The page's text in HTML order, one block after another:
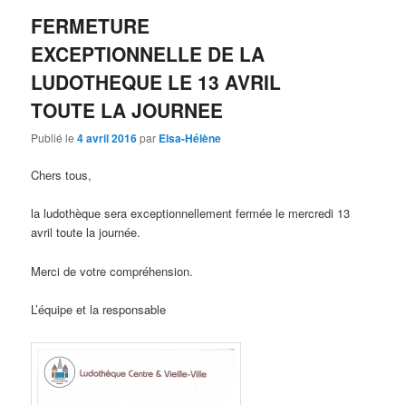
FERMETURE
EXCEPTIONNELLE DE LA
LUDOTHEQUE LE 13 AVRIL
TOUTE LA JOURNEE
Publié le4 avril 2016par Elsa-Hélène
Chers tous,
la ludothèque sera exceptionnellement fermée le mercredi 13
avril toute la journée.
Merci de votre compréhension.
L’équipe et la responsable